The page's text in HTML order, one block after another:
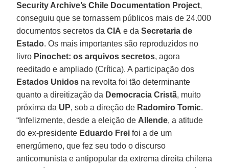
Security Archive’s Chile Documentation Project,
conseguiu que se tornassem públicos mais de 24.000
documentos secretos daCIA e daSecretaria de
Estado. Os mais importantes são reproduzidos no
livro Pinochet: os arquivos secretos, agora
reeditado e ampliado (Crítica). A participação dos
Estados Unidos na revolta foi tão determinante
quanto a direitização da Democracia Cristã, muito
próxima da UP, sob a direção de Radomiro Tomic.
“Infelizmente, desde a eleição de Allende, a atitude
do ex-presidente Eduardo Frei foi a de um
energúmeno, que fez seu todo o discurso
anticomunista e antipopular da extrema direita chilena